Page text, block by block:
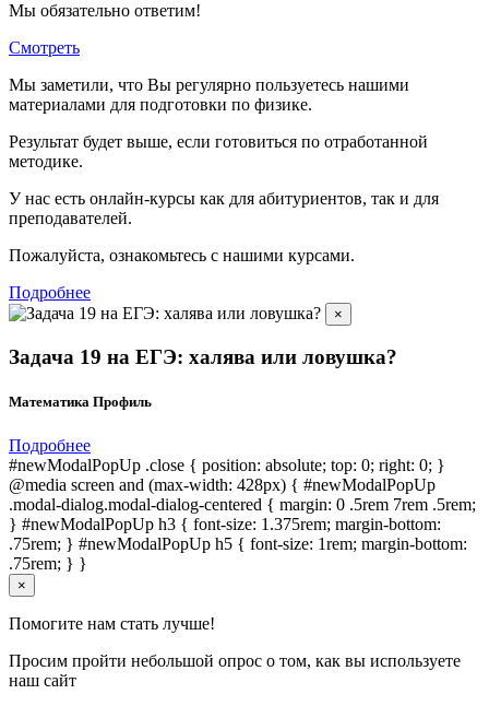
Мы обязательно ответим!
Смотреть
Мы заметили, что Вы регулярно пользуетесь нашими
материалами для подготовки по физике.
Результат будет выше, если готовиться по отработанной
методике.
У нас есть онлайн-курсы как для абитуриентов, так и для
преподавателей.
Пожалуйста, ознакомьтесь с нашими курсами.
Подробнее
×
Задача 19 на ЕГЭ: халява или ловушка?
Математика Профиль
Подробнее
#newModalPopUp .close { position: absolute; top: 0; right: 0; }
@media screen and (max-width: 428px) { #newModalPopUp
.modal-dialog.modal-dialog-centered { margin: 0 .5rem 7rem .5rem;
} #newModalPopUp h3 { font-size: 1.375rem; margin-bottom:
.75rem; } #newModalPopUp h5 { font-size: 1rem; margin-bottom:
.75rem; } }
×
Помогите нам стать лучше!
Просим пройти небольшой опрос о том, как вы используете
наш сайт